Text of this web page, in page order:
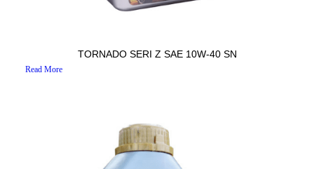
TORNADO SERI Z SAE 10W-40 SN
Read More